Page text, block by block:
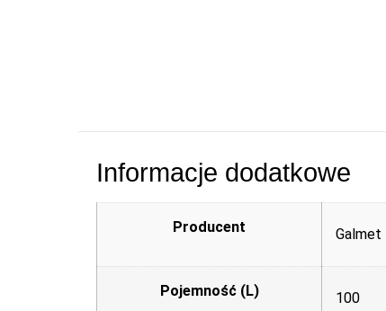
Informacje dodatkowe
Producent Galmet
Pojemność (L) 100